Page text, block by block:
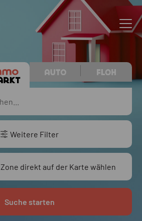
Weitere Filter
Zone direkt auf der Karte wählen
Suche starten